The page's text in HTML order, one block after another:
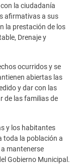
la ciudadanía
afirmativas a sus
la prestación de los
Drenaje y
ocurridos y se
abiertas las
y dar con las
de las familias de
y los habitantes
toda la población a
mantenerse
Gobierno Municipal.